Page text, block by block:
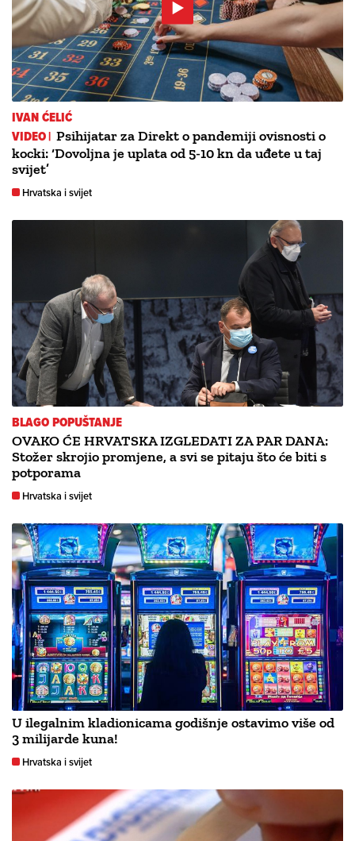
IVAN ĆELIĆ
VIDEO | Psihijatar za Direkt o pandemiji ovisnosti o
kocki: ‘Dovoljna je uplata od 5-10 kn da uđete u taj
svijet’
Hrvatska i svijet
BLAGO POPUŠTANJE
OVAKO ĆE HRVATSKA IZGLEDATI ZA PAR DANA:
Stožer skrojio promjene, a svi se pitaju što će biti s
potporama
Hrvatska i svijet
U ilegalnim kladionicama godišnje ostavimo više od
3 milijarde kuna!
Hrvatska i svijet